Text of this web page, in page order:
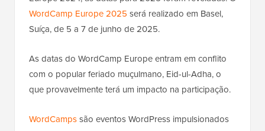
WordCamp Europe 2025 será realizado em Basel,
Suíça, de 5 a 7 de junho de 2025.
As datas do WordCamp Europe entram em conflito
com o popular feriado muçulmano, Eid-ul-Adha, o
que provavelmente terá um impacto na participação.
WordCampssão eventos WordPress impulsionados